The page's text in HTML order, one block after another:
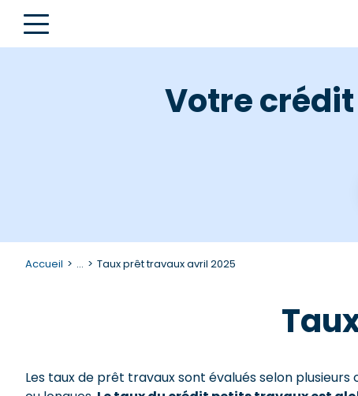
Votre
Accueil ... Taux prêt travaux avril 2025
Les taux de prêt travaux sont évalués selon